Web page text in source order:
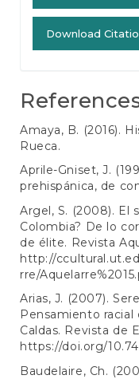
Download
Amaya, B. (2016).
Rueca.
Aprile-Gniset, J.
prehispánica, de
Argel, S. (2008). El
Colombia? De lo
de élite. Revista
http://
rre/
Arias, J. (2007).
Pensamiento racial
Caldas. Revista de
https://doi.org/
Baudelaire, Ch.